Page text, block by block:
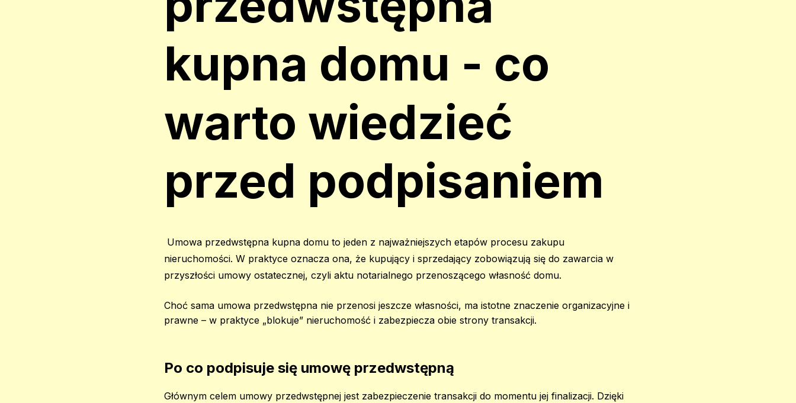
kupna domu - co
warto wiedzieć
przed podpisaniem
Umowa przedwstępna kupna domu to jeden z najważniejszych etapów procesu zakupu
nieruchomości. W praktyce oznacza ona, że kupujący i sprzedający zobowiązują się do zawarcia w
przyszłości umowy ostatecznej, czyli aktu notarialnego przenoszącego własność domu.
Choć sama umowa przedwstępna nie przenosi jeszcze własności, ma istotne znaczenie organizacyjne i
prawne – w praktyce „blokuje” nieruchomość i zabezpiecza obie strony transakcji.
Po co podpisuje się umowę przedwstępną
Głównym celem umowy przedwstępnej jest zabezpieczenie transakcji do momentu jej finalizacji. Dzięki